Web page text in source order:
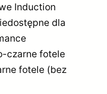
Induction
dla
czarne fotele
fotele (bez